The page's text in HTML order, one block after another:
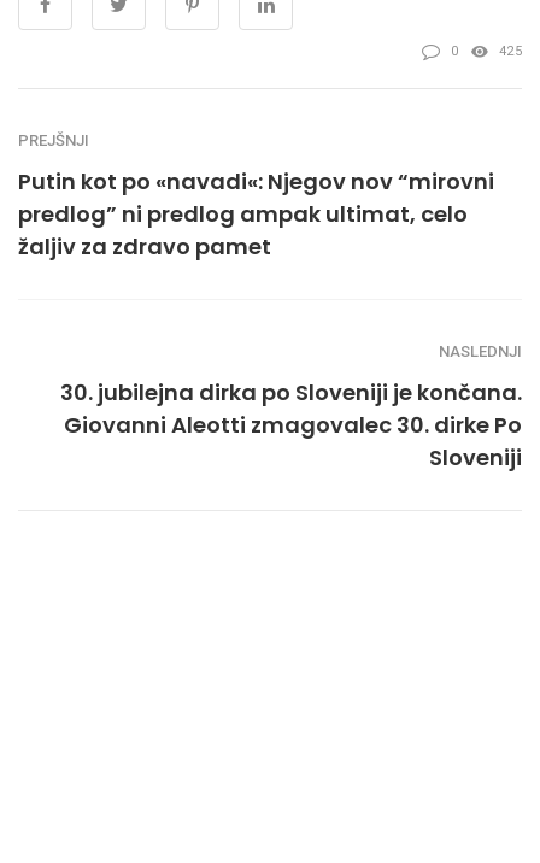
0 425
PREJŠNJI
Putin kot po «navadi«: Njegov nov “mirovni
predlog” ni predlog ampak ultimat, celo
žaljiv za zdravo pamet
NASLEDNJI
30. jubilejna dirka po Sloveniji je končana.
Giovanni Aleotti zmagovalec 30. dirke Po
Sloveniji